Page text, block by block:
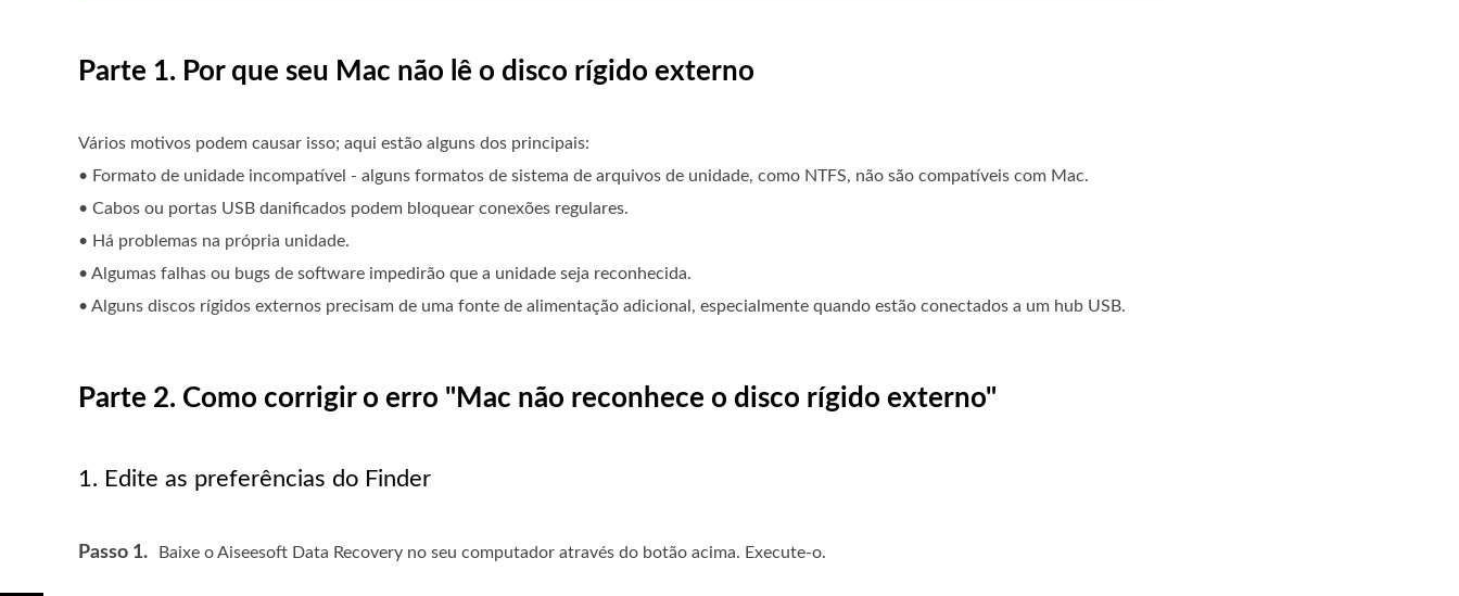
Parte 1. Por que seu Mac não lê o disco rígido externo
Vários motivos podem causar isso; aqui estão alguns dos principais:
• Formato de unidade incompatível - alguns formatos de sistema de arquivos de unidade, como NTFS, não são compatíveis com Mac.
• Cabos ou portas USB danificados podem bloquear conexões regulares.
• Há problemas na própria unidade.
• Algumas falhas ou bugs de software impedirão que a unidade seja reconhecida.
• Alguns discos rígidos externos precisam de uma fonte de alimentação adicional, especialmente quando estão conectados a um hub USB.
Parte 2. Como corrigir o erro "Mac não reconhece o disco rígido externo"
1. Edite as preferências do Finder
Passo 1. Baixe o Aiseesoft Data Recovery no seu computador através do botão acima. Execute-o.